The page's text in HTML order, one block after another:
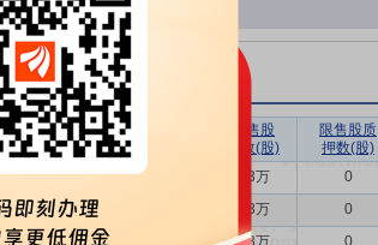
质押市值(元) 质押笔数
无限售股
质押数(股)
限售股质
押数(股)
5.05亿 6 1933万 0
4.68亿 1933万 0
4.47亿 1933万 0